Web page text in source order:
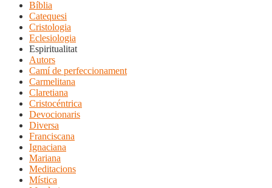
Bíblia
Catequesi
Cristologia
Eclesiologia
Espiritualitat
Autors
Camí de perfeccionament
Carmelitana
Claretiana
Cristocéntrica
Devocionaris
Diversa
Franciscana
Ignaciana
Mariana
Meditacions
Mística